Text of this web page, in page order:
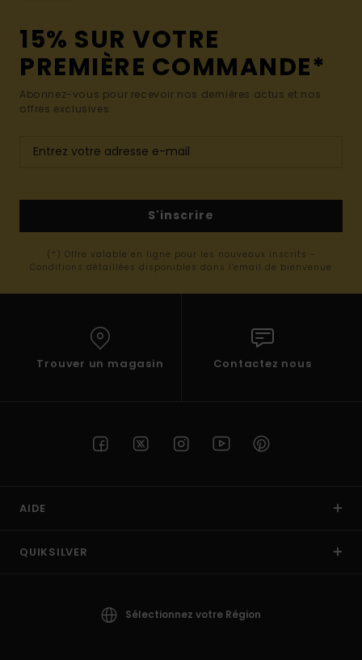
15% SUR VOTRE
PREMIÈRE COMMANDE*
Abonnez-vous pour recevoir nos dernières actus et nos
offres exclusives.
S'inscrire
(*) Offre valable en ligne pour les nouveaux inscrits -
Conditions détaillées disponibles dans l'email de bienvenue
Trouver un magasin Contactez nous
AIDE
QUIKSILVER
Sélectionnez votre Région